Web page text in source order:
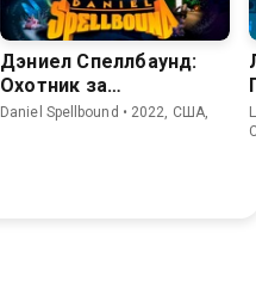
Дэниел Спеллбаунд:
Охотник за
волшебством
Daniel Spellbound • 2022, США,